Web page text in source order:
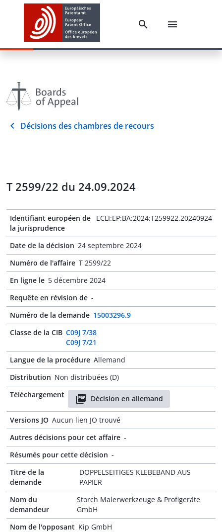
Décisions des chambres de recours
T 2599/22 du 24.09.2024
Identifiant européen de
la jurisprudence
ECLI:EP:BA:2024:T259922.20240924
Date de la décision 24 septembre 2024
Numéro de l'affaire T 2599/22
En ligne le 5 décembre 2024
Requête en révision de -
Numéro de la demande 15003296.9
Classe de la CIB C09J 7/38
C09J 7/21
Langue de la procédure Allemand
Distribution Non distribuées (D)
Téléchargement
Décision en allemand
Versions JO Aucun lien JO trouvé
Autres décisions pour cet affaire -
Résumés pour cette décision -
Titre de la
demande
DOPPELSEITIGES KLEBEBAND AUS
PAPIER
Nom du
demandeur
Storch Malerwerkzeuge & Profigeräte
GmbH
Nom de l'opposant Kip GmbH